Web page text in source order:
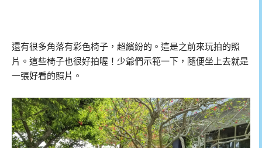
還有很多角落有彩色椅子，超繽紛的。這是之前來玩拍的照
片。這些椅子也很好拍喔！少爺們示範一下，隨便坐上去就是
一張好看的照片。